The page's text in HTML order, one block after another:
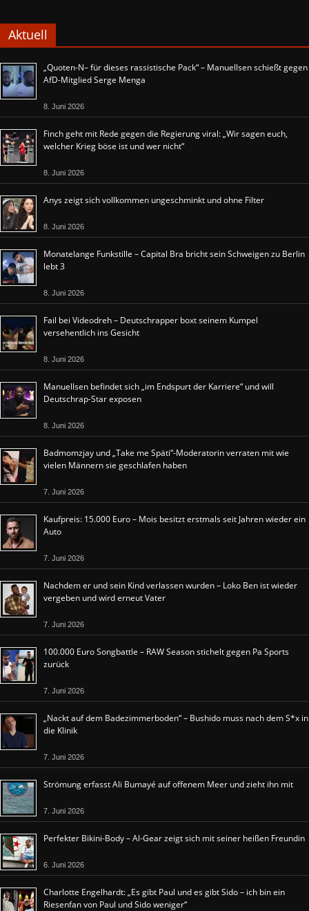
Aktuell
„Quoten-N– für dieses rassistische Pack“ – Manuellsen schießt gegen
AfD-Mitglied Serge Menga
8. Juni 2026
Finch geht mit Rede gegen die Regierung viral: „Wir sagen euch,
welcher Krieg böse ist und wer nicht“
8. Juni 2026
Anys zeigt sich vollkommen ungeschminkt und ohne Filter
8. Juni 2026
Monatelange Funkstille – Capital Bra bricht sein Schweigen zu Berlin
lebt 3
8. Juni 2026
Fail bei Videodreh – Deutschrapper boxt seinem Kumpel
versehentlich ins Gesicht
8. Juni 2026
Manuellsen befindet sich „im Endspurt der Karriere“ und will
Deutschrap-Star exposen
8. Juni 2026
Badmomzjay und „Take me Späti“-Moderatorin verraten mit wie
vielen Männern sie geschlafen haben
7. Juni 2026
Kaufpreis: 15.000 Euro – Mois besitzt erstmals seit Jahren wieder ein
Auto
7. Juni 2026
Nachdem er und sein Kind verlassen wurden – Loko Ben ist wieder
vergeben und wird erneut Vater
7. Juni 2026
100.000 Euro Songbattle – RAW Season stichelt gegen Pa Sports
zurück
7. Juni 2026
„Nackt auf dem Badezimmerboden“ – Bushido muss nach dem S*x in
die Klinik
7. Juni 2026
Strömung erfasst Ali Bumayé auf offenem Meer und zieht ihn mit
7. Juni 2026
Perfekter Bikini-Body – Al-Gear zeigt sich mit seiner heißen Freundin
6. Juni 2026
Charlotte Engelhardt: „Es gibt Paul und es gibt Sido – ich bin ein
Riesenfan von Paul und Sido weniger“